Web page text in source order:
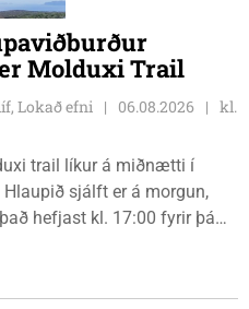
Molduxi Trail
Lokað efni 06.08.2026
kl.
trail líkur á miðnætti í
sjálft er á morgun,
hefjast kl. 17:00 fyrir þá
kl. 18:00 fyrir 12 km
komið í mark þannig